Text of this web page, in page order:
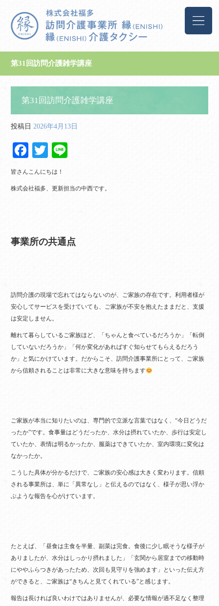
第31回訪問介護雑学講座
第31回訪問介護雑学講座
投稿日 2026年4月13日
Fa
ce
bo
ok
T
wi
tte
r
皆さんこんにちは！
株式会社福多、更新担当の中西です。
事業所の共通点
訪問介護の現場で忘れてはならないのが、ご家族の存在です。利用者様が
安心してサービスを受けていても、ご家族が不安を抱えたままだと、支援
は安定しません。
離れて暮らしているご家族ほど、「ちゃんと食べているだろうか」「転倒
していないだろうか」「何か変化があればすぐ知らせてもらえるだろう
か」と気にかけています。だからこそ、訪問介護事業所にとって、ご家族
から信頼されることは非常に大きな意味を持ちます
ご家族が本当に知りたいのは、専門的で立派な言葉ではなく、“今日どうだ
ったか”です。食事量はどうだったか、水分は摂れていたか、歩行は安定し
ていたか、表情は明るかったか、服薬はできていたか、室内環境に変化は
なかったか。
こうした具体が分かるだけで、ご家族の安心感は大きく変わります。信頼
される事業所は、単に「異常なし」と伝えるのではなく、様子が思い浮か
ぶような報告を心がけています。
たとえば、「昼食は主食を半量、副菜は完食。食後に少し眠そうな様子が
ありましたが、水分はしっかり摂れました」「玄関から居室までの移動時
にややふらつきがあったため、次回も見守りを強めます」といった伝え方
ができると、ご家族は“きちんと見てくれている”と感じます。
報告は長ければ良いわけではありませんが、必要な情報が過不足なく整理